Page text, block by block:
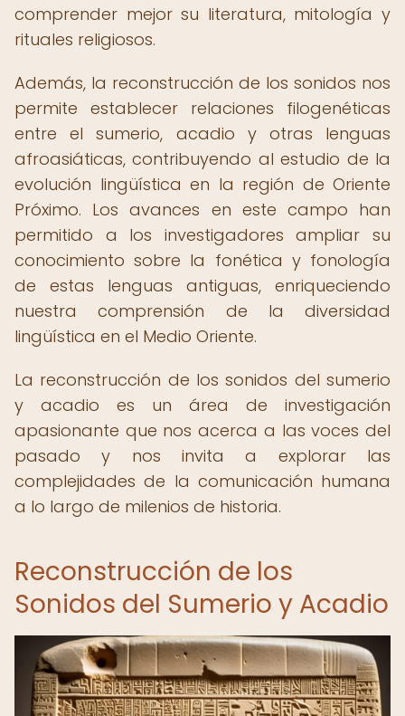
comprender mejor su literatura, mitología y
rituales religiosos.
Además, la reconstrucción de los sonidos nos
permite establecer relaciones filogenéticas
entre el sumerio, acadio y otras lenguas
afroasiáticas, contribuyendo al estudio de la
evolución lingüística en la región de Oriente
Próximo. Los avances en este campo han
permitido a los investigadores ampliar su
conocimiento sobre la fonética y fonología
de estas lenguas antiguas, enriqueciendo
nuestra comprensión de la diversidad
lingüística en el Medio Oriente.
La reconstrucción de los sonidos del sumerio
y acadio es un área de investigación
apasionante que nos acerca a las voces del
pasado y nos invita a explorar las
complejidades de la comunicación humana
a lo largo de milenios de historia.
Reconstrucción de los
Sonidos del Sumerio y Acadio